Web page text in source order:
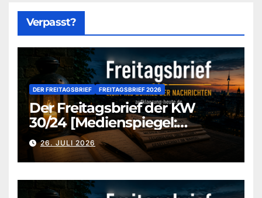
Verpasst?
DER FREITAGSBRIEF FREITAGSBRIEF 2026
Der Freitagsbrief der KW
30/24 [Medienspiegel:
aufklaerung-heute-de]
26. JULI 2026